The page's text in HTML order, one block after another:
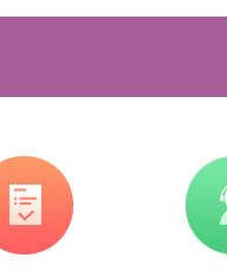
试
采用上机考试
编程能力、解
日：9:30-